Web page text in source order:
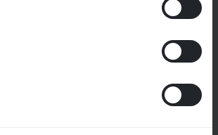
2000 Guineas
Jockeyklubbens 2000 Guineas är
årets första klassiska löpning
dagen på Bro Park i juni. Det rids
över 1600 meter och är öppet för